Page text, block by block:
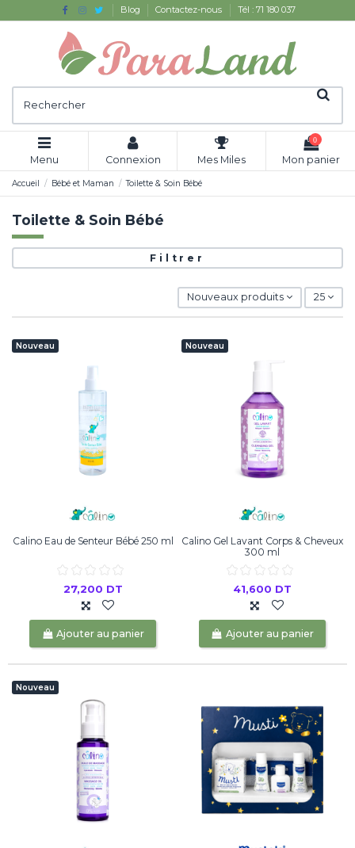
Blog Contactez-nous Tél : 71 180 037
Menu Connexion Mes Miles
0
Mon panier
Accueil Bébé et Maman Toilette & Soin Bébé
Toilette & Soin Bébé
Filtrer
Nouveaux produits 25
Nouveau
Calino Eau de Senteur Bébé 250 ml
27,200 DT
Ajouter au panier
Nouveau
Calino Gel Lavant Corps & Cheveux
300 ml
41,600 DT
Ajouter au panier
Nouveau